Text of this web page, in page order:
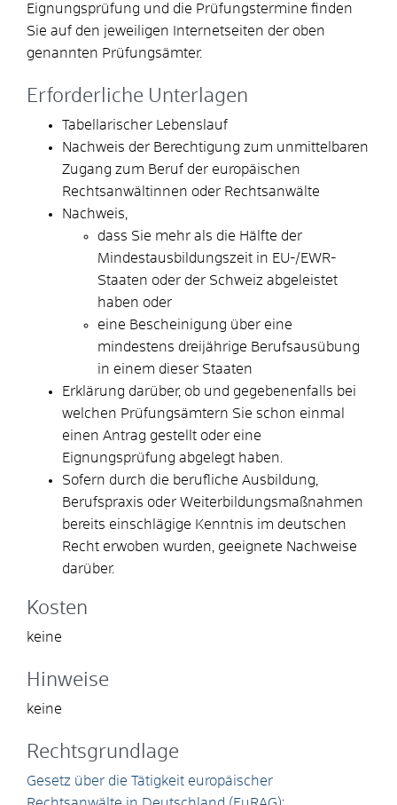
Eignungsprüfung und die Prüfungstermine finden
Sie auf den jeweiligen Internetseiten der oben
genannten Prüfungsämter.
Erforderliche Unterlagen
Tabellarischer Lebenslauf
Nachweis der Berechtigung zum unmittelbaren
Zugang zum Beruf der europäischen
Rechtsanwältinnen oder Rechtsanwälte
Nachweis,
dass Sie mehr als die Hälfte der
Mindestausbildungszeit in EU-/EWR-
Staaten oder der Schweiz abgeleistet
haben oder
eine Bescheinigung über eine
mindestens dreijährige Berufsausübung
in einem dieser Staaten
Erklärung darüber, ob und gegebenenfalls bei
welchen Prüfungsämtern Sie schon einmal
einen Antrag gestellt oder eine
Eignungsprüfung abgelegt haben.
Sofern durch die berufliche Ausbildung,
Berufspraxis oder Weiterbildungsmaßnahmen
bereits einschlägige Kenntnis im deutschen
Recht erwoben wurden, geeignete Nachweise
darüber.
Kosten
keine
Hinweise
keine
Rechtsgrundlage
Gesetz über die Tätigkeit europäischer